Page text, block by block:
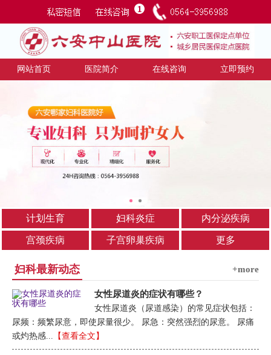
网站首页 医院简介 在线咨询 立即预约
计划生育 妇科炎症 内分泌疾病
宫颈疾病 子宫卵巢疾病 更多
妇科最新动态 +more
女性尿道炎的症状有哪些？
女性尿道炎（尿道感染）的常见症状包括：
尿频：频繁尿意，即使尿量很少。 尿急：突然强烈的尿意。 尿痛
或灼热感...
【查看全文】